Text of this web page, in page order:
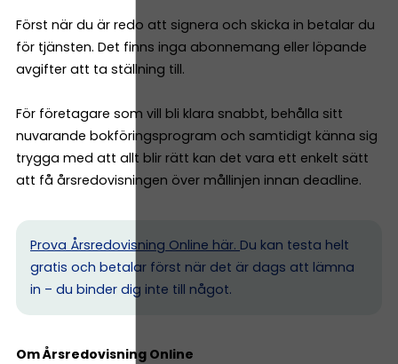
Först när du är redo att signera och skicka in betalar du
för tjänsten. Det finns inga abonnemang eller löpande
avgifter att ta ställning till.
För företagare som vill bli klara snabbt, behålla sitt
nuvarande bokföringsprogram och samtidigt känna sig
trygga med att allt blir rätt kan det vara ett enkelt sätt
att få årsredovisningen över mållinjen innan deadline.
Prova Årsredovisning Online här. Du kan testa helt
gratis och betalar först när det är dags att lämna
in – du binder dig inte till något.
Om Årsredovisning Online